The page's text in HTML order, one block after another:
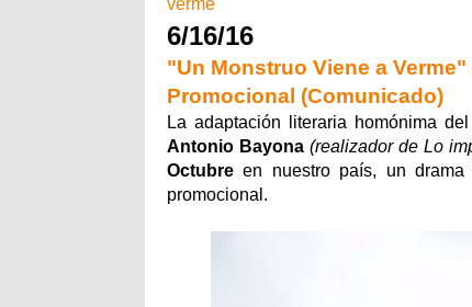
verme
6/16/16
"Un Monstruo Viene a
Promocional (Comunicado)
La adaptación literaria homónima
Antonio Bayona (realizador de Lo
Octubre en nuestro país, un
promocional.